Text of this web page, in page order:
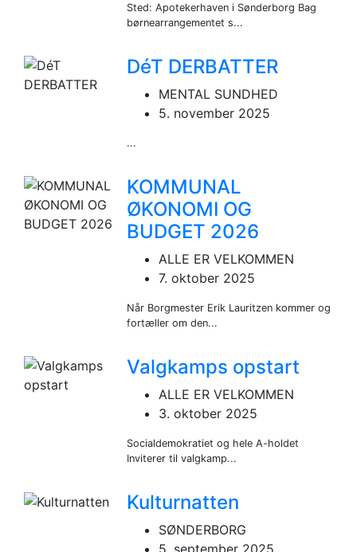
Sted: Apotekerhaven i Sønderborg Bag
børnearrangementet s...
DéT DERBATTER
MENTAL SUNDHED
5. november 2025
...
KOMMUNAL
ØKONOMI OG
BUDGET 2026
ALLE ER VELKOMMEN
7. oktober 2025
Når Borgmester Erik Lauritzen kommer og
fortæller om den...
Valgkamps opstart
ALLE ER VELKOMMEN
3. oktober 2025
Socialdemokratiet og hele A-holdet
Inviterer til valgkamp...
Kulturnatten
SØNDERBORG
5. september 2025